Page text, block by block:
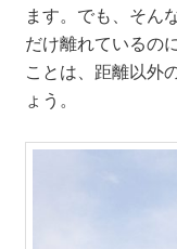
ます。でも、そん
だけ離れているの
ことは、距離以外
ょう。